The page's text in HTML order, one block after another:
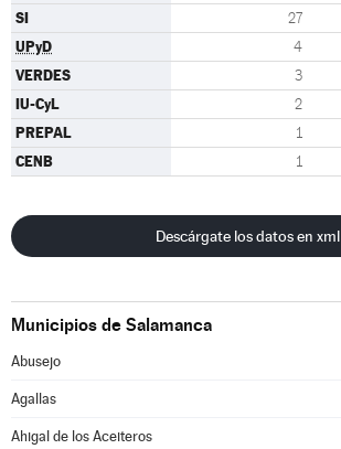
SI 27
UPyD 4
VERDES 3
IU-CyL 2
PREPAL 1
CENB 1
Descárgate los datos en xml
Municipios de Salamanca
Abusejo
Agallas
Ahigal de los Aceiteros